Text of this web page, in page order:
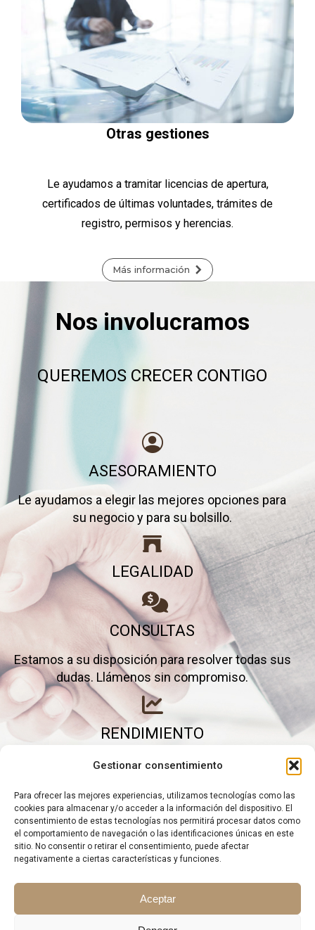
Gestionar consentimiento
Para ofrecer las mejores experiencias, utilizamos tecnologías como las
cookies para almacenar y/o acceder a la información del dispositivo. El
consentimiento de estas tecnologías nos permitirá procesar datos como
el comportamiento de navegación o las identificaciones únicas en este
sitio. No consentir o retirar el consentimiento, puede afectar
negativamente a ciertas características y funciones.
Aceptar
Otras gestiones
Le ayudamos a tramitar licencias de apertura,
certificados de últimas voluntades, trámites de
registro, permisos y herencias.
Más información
Nos involucramos
QUEREMOS CRECER CONTIGO
ASESORAMIENTO
Le ayudamos a elegir las mejores opciones para
su negocio y para su bolsillo.
LEGALIDAD
CONSULTAS
Estamos a su disposición para resolver todas sus
dudas. Llámenos sin compromiso.
RENDIMIENTO
Elimine gastos inútiles y saque el máximo partido a